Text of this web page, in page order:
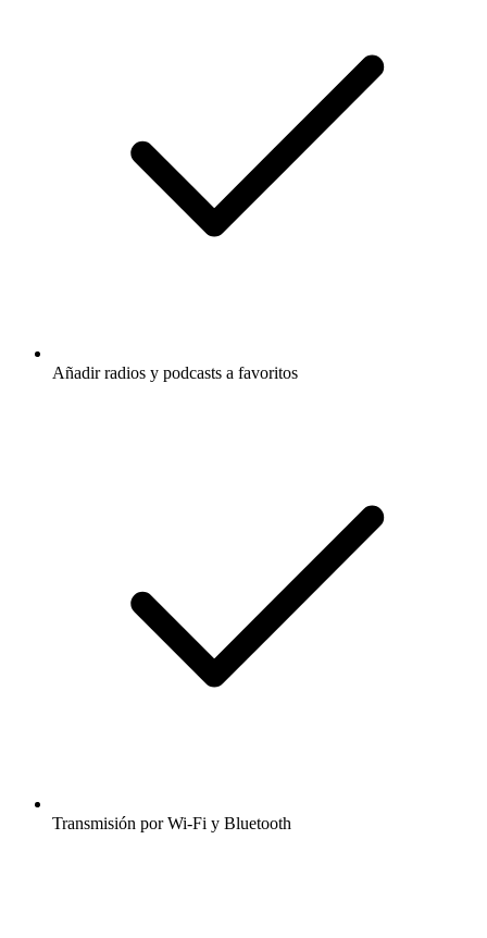
Añadir radios y podcasts a favoritos
Transmisión por Wi-Fi y Bluetooth